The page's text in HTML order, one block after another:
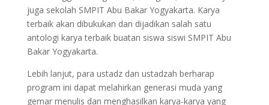
juga sekolah SMPIT Abu Bakar Yogyakarta. Karya
terbaik akan dibukukan dan dijadikan salah satu
antologi karya terbaik buatan siswa siswi SMPIT Abu
Bakar Yogyakarta.
Lebih lanjut, para ustadz dan ustadzah berharap
program ini dapat melahirkan generasi muda yang
gemar menulis dan menghasilkan karya-karya yang